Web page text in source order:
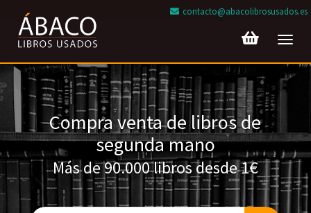
contacto@abacolibrosusados.es
Compra venta de libros de
segunda mano
Más de 90.000 libros desde 1€